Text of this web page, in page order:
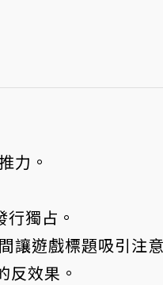
力。
行獨占。
讓遊戲標題吸引注意
反效果。